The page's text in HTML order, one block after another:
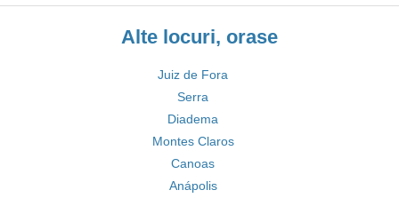
Alte locuri, orase
Juiz de Fora
Serra
Diadema
Montes Claros
Canoas
Anápolis